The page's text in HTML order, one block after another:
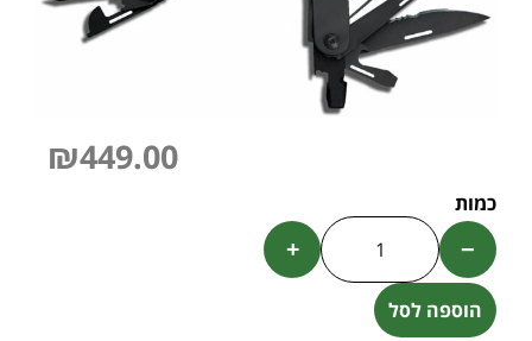
₪449.00
−
+
הוספה לסל